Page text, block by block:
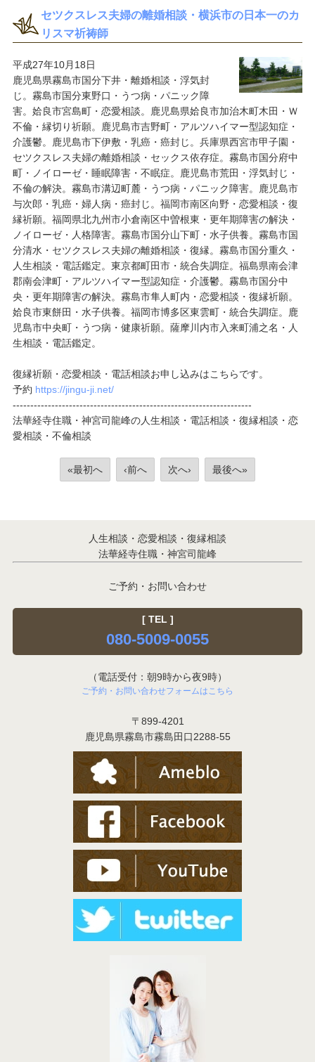
セツクスレス夫婦の離婚相談・横浜市の日本一のカ
リスマ祈祷師
平成27年10月18日
鹿児島県霧島市国分下井・離婚相談・浮気封
じ。霧島市国分東野口・うつ病・パニック障
害。姶良市宮島町・恋愛相談。鹿児島県姶良市加治木町木田・Ｗ
不倫・縁切り祈願。鹿児島市吉野町・アルツハイマー型認知症・
介護鬱。鹿児島市下伊敷・乳癌・癌封じ。兵庫県西宮市甲子園・
セツクスレス夫婦の離婚相談・セックス依存症。霧島市国分府中
町・ノイローゼ・睡眠障害・不眠症。鹿児島市荒田・浮気封じ・
不倫の解決。霧島市溝辺町麓・うつ病・パニック障害。鹿児島市
与次郎・乳癌・婦人病・癌封じ。福岡市南区向野・恋愛相談・復
縁祈願。福岡県北九州市小倉南区中曽根東・更年期障害の解決・
ノイローゼ・人格障害。霧島市国分山下町・水子供養。霧島市国
分清水・セツクスレス夫婦の離婚相談・復縁。霧島市国分重久・
人生相談・電話鑑定。東京都町田市・統合失調症。福島県南会津
郡南会津町・アルツハイマー型認知症・介護鬱。霧島市国分中
央・更年期障害の解決。霧島市隼人町内・恋愛相談・復縁祈願。
姶良市東餅田・水子供養。福岡市博多区東雲町・統合失調症。鹿
児島市中央町・うつ病・健康祈願。薩摩川内市入来町浦之名・人
生相談・電話鑑定。
復縁祈願・恋愛相談・電話相談お申し込みはこちらです。
予約 https://jingu-ji.net/
--------------------------------------------------------------------
法華経寺住職・神宮司龍峰の人生相談・電話相談・復縁相談・恋
愛相談・不倫相談
«最初へ ‹前へ 次へ› 最後へ»
人生相談・恋愛相談・復縁相談
法華経寺住職・神宮司龍峰
ご予約・お問い合わせ
[ TEL ]
080-5009-0055
（電話受付：朝9時から夜9時）
ご予約・お問い合わせフォームはこちら
〒899-4201
鹿児島県霧島市霧島田口2288-55